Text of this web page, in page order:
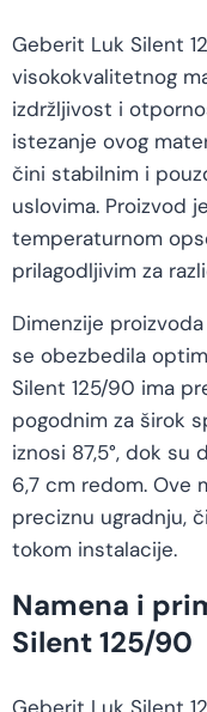
Geberit Luk Silent
visokokvalitetnog
izdržljivost i
istezanje ovog
čini stabilnim i
uslovima. Proizvod
temperaturnom
prilagodljivim za
Dimenzije
se obezbedila
Silent 125/90 ima
pogodnim za širok
iznosi 87,5°, dok su
6,7 cm redom. Ove
preciznu ugradnju,
tokom instalacije.
Namena i
Silent 125/90